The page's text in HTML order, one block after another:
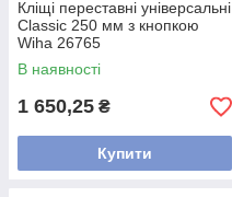
Кліщі переставні універсальні
Classic 250 мм з кнопкою
Wiha 26765
В наявності
1 650,25 ₴
Купити